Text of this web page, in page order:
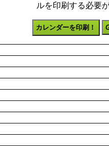
ルを印刷する必要
カレンダーを印刷！